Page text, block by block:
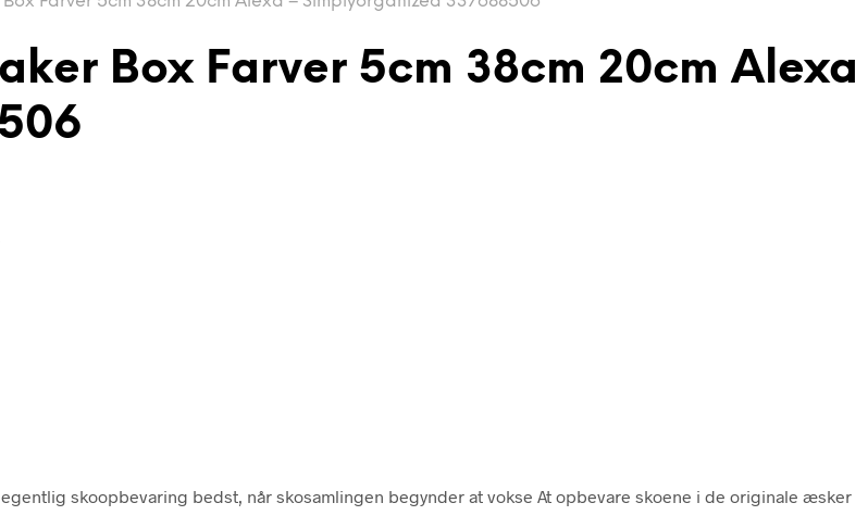
Box Farver 5cm 38cm 20cm Alexa
skoopbevaring bedst, når skosamlingen begynder at vokse At opbevare skoene i de originale æsker